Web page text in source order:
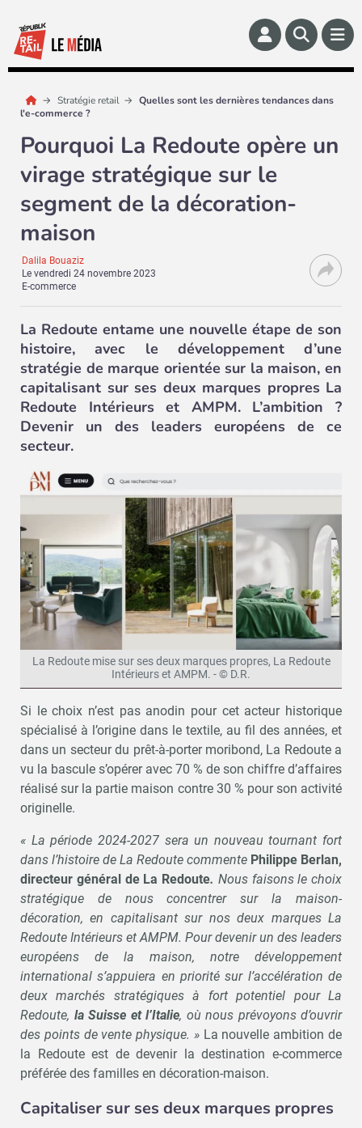
Stratégie retail
Quelles sont les dernières tendances dans
l'e-commerce ?
Pourquoi La Redoute opère un
virage stratégique sur le
segment de la décoration-
maison
Dalila Bouaziz
Levendredi 24 novembre 2023
E-commerce
La Redoute entame une nouvelle étape de son
histoire, avec le développement d’une
stratégie de marque orientée sur la maison, en
capitalisant sur ses deux marques propres La
Redoute Intérieurs et AMPM. L’ambition ?
Devenir un des leaders européens de ce
secteur.
La Redoute mise sur ses deux marques propres, La Redoute
Intérieurs et AMPM. - © D.R.
Si le choix n’est pas anodin pour cet acteur historique
spécialisé à l’origine dans le textile, au fil des années, et
dans un secteur du prêt-à-porter moribond, La Redoute a
vu la bascule s’opérer avec 70 % de son chiffre d’affaires
réalisé sur la partie maison contre 30 % pour son activité
originelle.
« La période 2024-2027 sera un nouveau tournant fort
dans l’histoire de La Redoute commente Philippe Berlan,
directeur général de La Redoute. Nous faisons le choix
stratégique de nous concentrer sur la maison-
décoration, en capitalisant sur nos deux marques La
Redoute Intérieurs et AMPM. Pour devenir un des leaders
européens de la maison, notre développement
international s’appuiera en priorité sur l’accélération de
deux marchés stratégiques à fort potentiel pour La
Redoute, la Suisse et l’Italie, où nous prévoyons d’ouvrir
des points de vente physique. » La nouvelle ambition de
la Redoute est de devenir la destination e-commerce
préférée des familles en décoration-maison.
Capitaliser sur ses deux marques propres